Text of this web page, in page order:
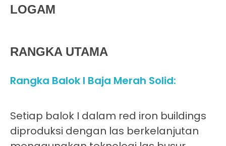
LOGAM
RANGKA UTAMA
Rangka Balok I Baja Merah Solid:
Setiap balok I dalam red iron buildings
diproduksi dengan las berkelanjutan